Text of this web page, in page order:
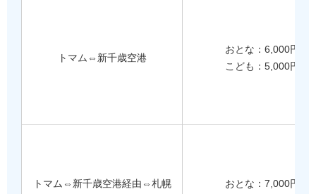
トマム⇔新千歳空港
おとな：6,000円
こども：5,000円
トマム⇔新千歳空港経由⇔札幌
おとな：7,000円